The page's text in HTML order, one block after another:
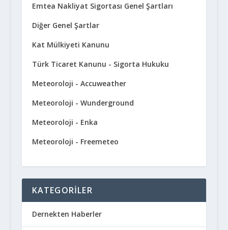
Emtea Nakliyat Sigortası Genel Şartları
Diğer Genel Şartlar
Kat Mülkiyeti Kanunu
Türk Ticaret Kanunu - Sigorta Hukuku
Meteoroloji - Accuweather
Meteoroloji - Wunderground
Meteoroloji - Enka
Meteoroloji - Freemeteo
KATEGORILER
Dernekten Haberler